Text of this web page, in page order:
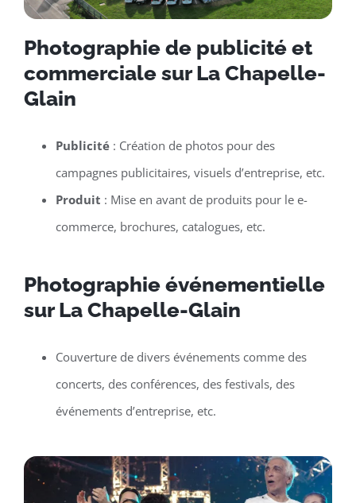
Photographie de publicité et
commerciale sur La Chapelle-
Glain
Publicité: Création de photos pour des
campagnes publicitaires, visuels d’entreprise, etc.
Produit : Mise en avant de produits pour le e-
commerce, brochures, catalogues, etc.
Photographie événementielle
sur La Chapelle-Glain
Couverture de divers événements comme des
concerts, des conférences, des festivals, des
événements d’entreprise, etc.